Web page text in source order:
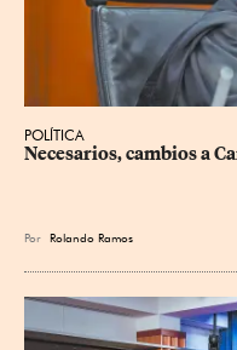
POLÍTICA
Necesarios, cambios a
Por Rolando Ramos